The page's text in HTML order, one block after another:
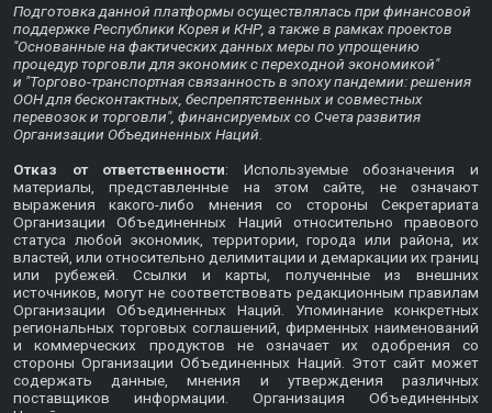
Подготовка данной платформы осуществлялась при финансовой
поддержке Республики Корея и КНР, а также в рамках проектов
"Основанные на фактических данных меры по упрощению
процедур торговли для экономик с переходной экономикой"
и "Торгово-транспортная связанность в эпоху пандемии: решения
ООН для бесконтактных, беспрепятственных и совместных
перевозок и торговли", финансируемых со Счета развития
Организации Объединенных Наций.
Отказ от ответственности: Используемые обозначения и
материалы, представленные на этом сайте, не означают
выражения какого-либо мнения со стороны Секретариата
Организации Объединенных Наций относительно правового
статуса любой экономик, территории, города или района, их
властей, или относительно делимитации и демаркации их границ
или рубежей. Ссылки и карты, полученные из внешних
источников, могут не соответствовать редакционным правилам
Организации Объединенных Наций. Упоминание конкретных
региональных торговых соглашений, фирменных наименований
и коммерческих продуктов не означает их одобрения со
стороны Организации Объединенных Наций. Этот сайт может
содержать данные, мнения и утверждения различных
поставщиков информации. Организация Объединенных